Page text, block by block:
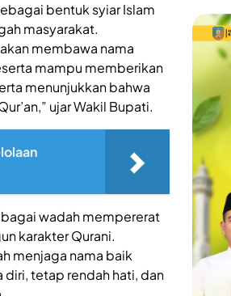
bentuk syiar Islam
masyarakat.
membawa nama
mampu memberikan
menunjukkan bahwa
ujar Wakil Bupati.
wadah mempererat
karakter Qurani.
menjaga nama baik
tetap rendah hati, dan